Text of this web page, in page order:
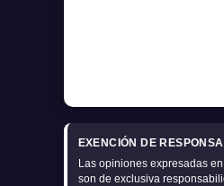
EXENCIÓN DE
Las opiniones expresadas
son de exclusiva